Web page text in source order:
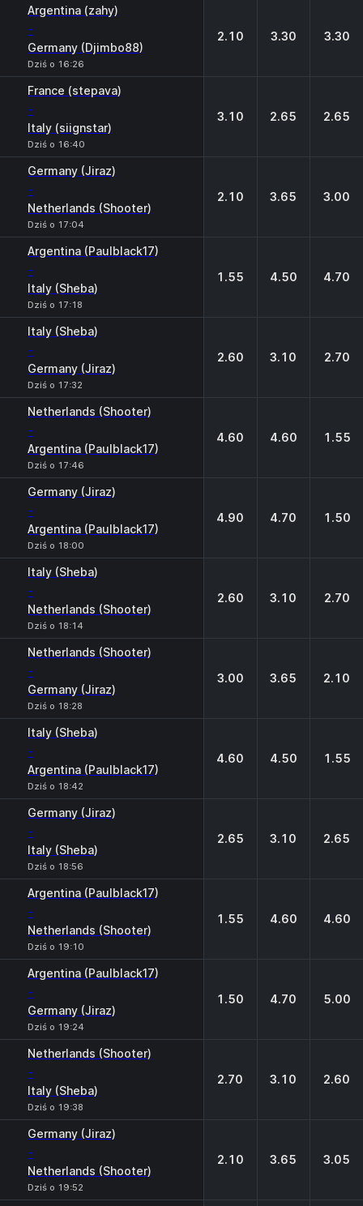
Argentina (zahy)
-
Germany (Djimbo88)
Dziś o 16:26
2.10 3.30 3.30
France (stepava)
-
Italy (siignstar)
Dziś o 16:40
3.10 2.65 2.65
Germany (Jiraz)
-
Netherlands (Shooter)
Dziś o 17:04
2.10 3.65 3.00
Argentina (Paulblack17)
-
Italy (Sheba)
Dziś o 17:18
1.55 4.50 4.70
Italy (Sheba)
-
Germany (Jiraz)
Dziś o 17:32
2.60 3.10 2.70
Netherlands (Shooter)
-
Argentina (Paulblack17)
Dziś o 17:46
4.60 4.60 1.55
Germany (Jiraz)
-
Argentina (Paulblack17)
Dziś o 18:00
4.90 4.70 1.50
Italy (Sheba)
-
Netherlands (Shooter)
Dziś o 18:14
2.60 3.10 2.70
Netherlands (Shooter)
-
Germany (Jiraz)
Dziś o 18:28
3.00 3.65 2.10
Italy (Sheba)
-
Argentina (Paulblack17)
Dziś o 18:42
4.60 4.50 1.55
Germany (Jiraz)
-
Italy (Sheba)
Dziś o 18:56
2.65 3.10 2.65
Argentina (Paulblack17)
-
Netherlands (Shooter)
Dziś o 19:10
1.55 4.60 4.60
Argentina (Paulblack17)
-
Germany (Jiraz)
Dziś o 19:24
1.50 4.70 5.00
Netherlands (Shooter)
-
Italy (Sheba)
Dziś o 19:38
2.70 3.10 2.60
Germany (Jiraz)
-
Netherlands (Shooter)
Dziś o 19:52
2.10 3.65 3.05